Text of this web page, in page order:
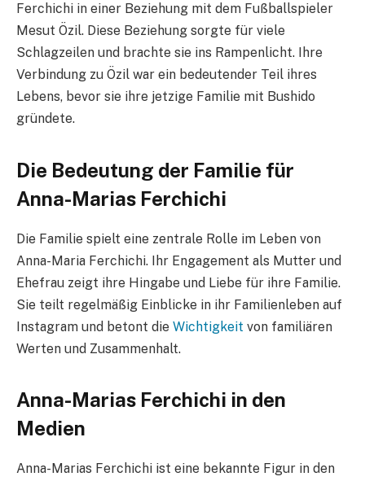
Ferchichi in einer Beziehung mit dem Fußballspieler
Mesut Özil. Diese Beziehung sorgte für viele
Schlagzeilen und brachte sie ins Rampenlicht. Ihre
Verbindung zu Özil war ein bedeutender Teil ihres
Lebens, bevor sie ihre jetzige Familie mit Bushido
gründete.
Die Bedeutung der Familie für
Anna-Marias Ferchichi
Die Familie spielt eine zentrale Rolle im Leben von
Anna-Maria Ferchichi. Ihr Engagement als Mutter und
Ehefrau zeigt ihre Hingabe und Liebe für ihre Familie.
Sie teilt regelmäßig Einblicke in ihr Familienleben auf
Instagram und betont die Wichtigkeit von familiären
Werten und Zusammenhalt.
Anna-Marias Ferchichi in den
Medien
Anna-Marias Ferchichi ist eine bekannte Figur in den